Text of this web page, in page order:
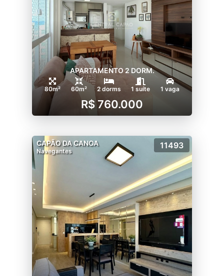
APARTAMENTO 2 DORM.
80m² 60m² 2 dorms 1 suíte 1 vaga
R$ 760.000
CAPÃO DA CANOA
Navegantes
11493